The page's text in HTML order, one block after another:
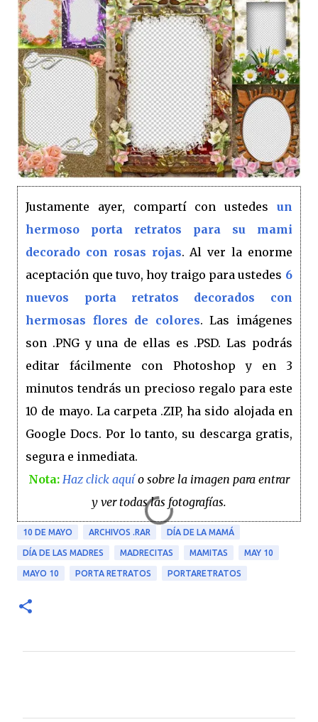
Justamente ayer, compartí con ustedes un
hermoso porta retratos para su mami
decorado con rosas rojas. Al ver la enorme
aceptación que tuvo, hoy traigo para ustedes 6
nuevos porta retratos decorados con
hermosas flores de colores. Las imágenes
son .PNG y una de ellas es .PSD. Las podrás
editar fácilmente con Photoshop y en 3
minutos tendrás un precioso regalo para este
10 de mayo. La carpeta .ZIP, ha sido alojada en
Google Docs. Por lo tanto, su descarga gratis,
segura e inmediata.
Nota: Haz click aquío sobre la imagen para entrar
y ver todas las fotografías.
10 DE MAYO ARCHIVOS .RAR DÍA DE LA MAMÁ
DÍA DE LAS MADRES MADRECITAS MAMITAS MAY 10
MAYO 10 PORTA RETRATOS PORTARETRATOS